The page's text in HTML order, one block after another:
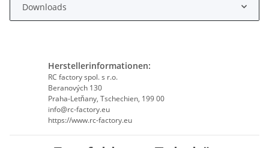
Downloads
Herstellerinformationen:
RC factory spol. s r.o.
Beranových 130
Praha-Letňany, Tschechien, 199 00
info@rc-factory.eu
https://www.rc-factory.eu